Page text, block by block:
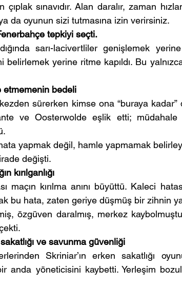
çıplak sınavıdır. Alan daralır, zaman
da oyunun sizi tutmasına izin verirsiniz.
tepkiyi seçti.
sarı-lacivertliler genişlemek
belirlemek yerine ritme kapıldı. Bu
etmemenin bedeli
sürerken kimse ona “buraya
ve Oosterwolde eşlik etti; müdahale
yapmak değil, hamle yapmamak
değişti.
kırılganlığı
maçın kırılma anını büyüttü. Kaleci
bu hata, zaten geriye düşmüş bir zihnin
özgüven daralmış, merkez
ve savunma güvenliği
Skriniar’ın erken sakatlığı
anda yöneticisini kaybetti. Yerleşim